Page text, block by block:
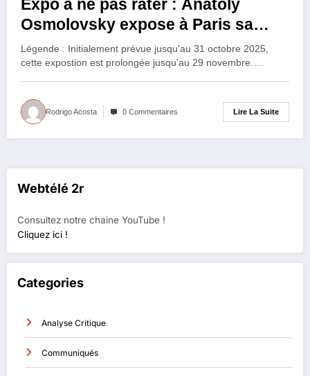
Expo à ne pas rater : Anatoly
Osmolovsky expose à Paris sa
vision toxique du pouvoir
Légende : Initialement prévue jusqu'au 31 octobre 2025,
cette expostion est prolongée jusqu'au 29 novembre.…
Rodrigo Acosta 0 Commentaires Lire La Suite
Webtélé 2r
Consultez notre chaine YouTube !
Cliquez ici !
Categories
Analyse Critique
Communiqués